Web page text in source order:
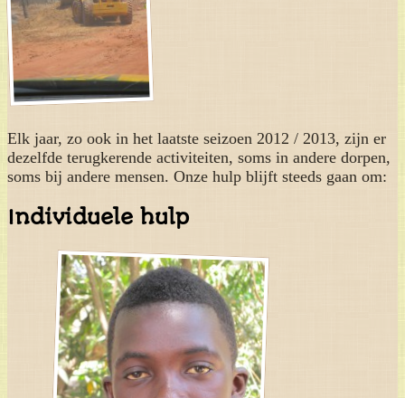
Elk jaar, zo ook in het laatste seizoen 2012 / 2013, zijn er
dezelfde terugkerende activiteiten, soms in andere dorpen,
soms bij andere mensen. Onze hulp blijft steeds gaan om:
Individuele hulp